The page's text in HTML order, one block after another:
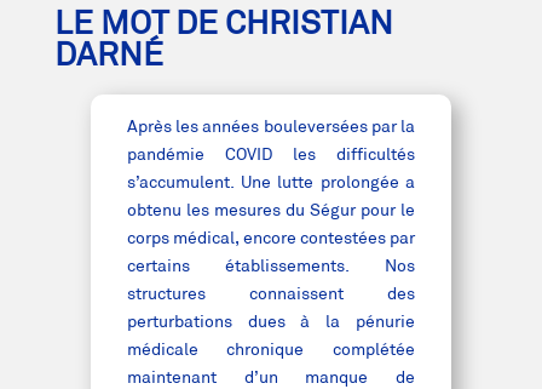
LE MOT DE CHRISTIAN
DARNÉ
Après les années bouleversées par la
pandémie COVID les difficultés
s’accumulent. Une lutte prolongée a
obtenu les mesures du Ségur pour le
corps médical, encore contestées par
certains établissements. Nos
structures connaissent des
perturbations dues à la pénurie
médicale chronique complétée
maintenant d’un manque de